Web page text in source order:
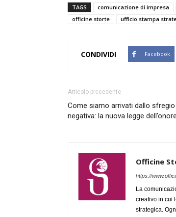
TAGS comunicazione di impresa
officine storte
ufficio stampa
CONDIVIDI Facebook
Articolo precedente
Come siamo arrivati dallo sfregio
negativa: la nuova legge dell’onore
Officine
https://
La
creativo in cui
strategica.